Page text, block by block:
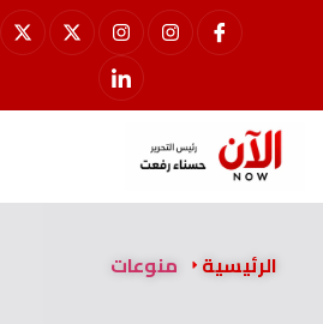
الرئيسية منوعات